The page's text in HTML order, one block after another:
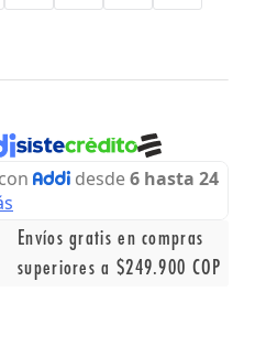
Envíos gratis en compras
superiores a $249.900 COP